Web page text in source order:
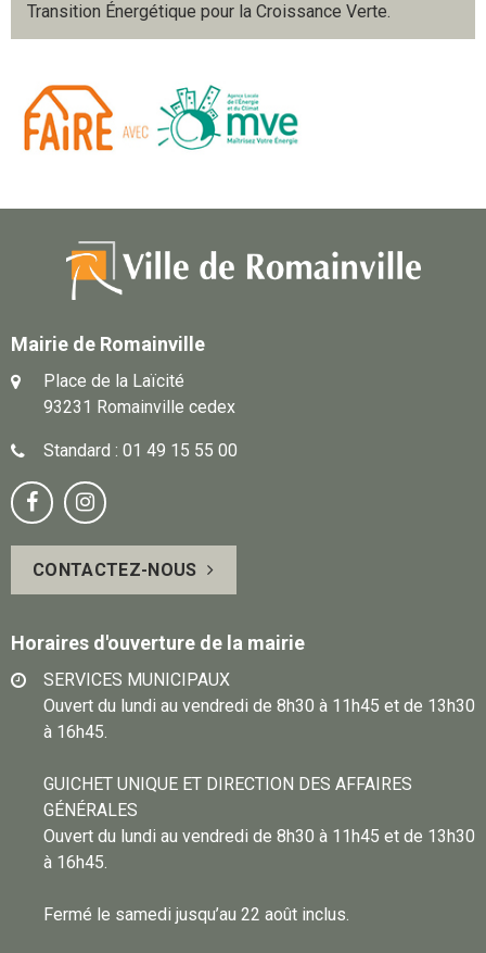
Transition Énergétique pour la Croissance Verte.
Mairie de Romainville
Place de la Laïcité
93231 Romainville cedex
Standard : 01 49 15 55 00
Notre
page
Facebook
Suivez-
vous
sur
CONTACTEZ-NOUS
Horaires d'ouverture de la mairie
SERVICES MUNICIPAUX
Ouvert du lundi au vendredi de 8h30 à 11h45 et de 13h30
à 16h45.
GUICHET UNIQUE ET DIRECTION DES AFFAIRES
GÉNÉRALES
Ouvert du lundi au vendredi de 8h30 à 11h45 et de 13h30
à 16h45.
Fermé le samedi jusqu’au 22 août inclus.